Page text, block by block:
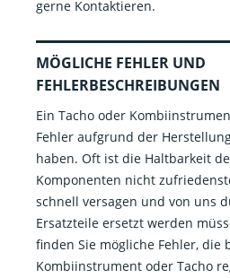
gerne Kontaktieren.
MÖGLICHE FEHLER UND
FEHLERBESCHREIBUNGEN
Ein Tacho oder
Fehler aufgrund der
haben. Oft ist die Haltbarkeit
Komponenten nicht
schnell versagen und von uns
Ersatzteile ersetzt werden
finden Sie mögliche Fehler, die
Kombiinstrument oder Tacho